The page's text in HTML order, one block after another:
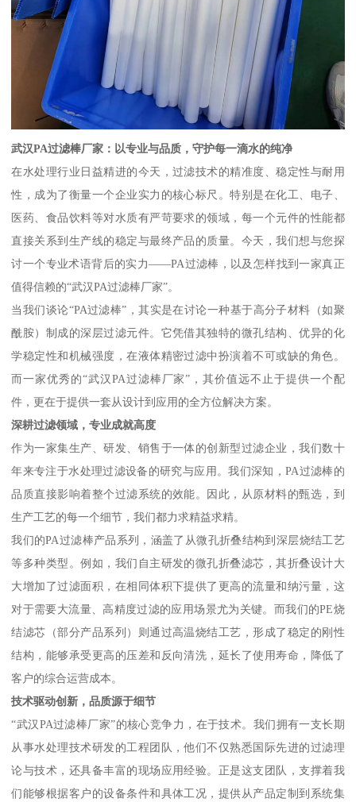
武汉PA过滤棒厂家：以专业与品质，守护每一滴水的纯净
在水处理行业日益精进的今天，过滤技术的精准度、稳定性与耐用
性，成为了衡量一个企业实力的核心标尺。特别是在化工、电子、
医药、食品饮料等对水质有严苛要求的领域，每一个元件的性能都
直接关系到生产线的稳定与最终产品的质量。今天，我们想与您探
讨一个专业术语背后的实力——PA过滤棒，以及怎样找到一家真正
值得信赖的“武汉PA过滤棒厂家”。
当我们谈论“PA过滤棒”，其实是在讨论一种基于高分子材料（如聚
酰胺）制成的深层过滤元件。它凭借其独特的微孔结构、优异的化
学稳定性和机械强度，在液体精密过滤中扮演着不可或缺的角色。
而一家优秀的“武汉PA过滤棒厂家”，其价值远不止于提供一个配
件，更在于提供一套从设计到应用的全方位解决方案。
深耕过滤领域，专业成就高度
作为一家集生产、研发、销售于一体的创新型过滤企业，我们数十
年来专注于水处理过滤设备的研究与应用。我们深知，PA过滤棒的
品质直接影响着整个过滤系统的效能。因此，从原材料的甄选，到
生产工艺的每一个细节，我们都力求精益求精。
我们的PA过滤棒产品系列，涵盖了从微孔折叠结构到深层烧结工艺
等多种类型。例如，我们自主研发的微孔折叠滤芯，其折叠设计大
大增加了过滤面积，在相同体积下提供了更高的流量和纳污量，这
对于需要大流量、高精度过滤的应用场景尤为关键。而我们的PE烧
结滤芯（部分产品系列）则通过高温烧结工艺，形成了稳定的刚性
结构，能够承受更高的压差和反向清洗，延长了使用寿命，降低了
客户的综合运营成本。
技术驱动创新，品质源于细节
“武汉PA过滤棒厂家”的核心竞争力，在于技术。我们拥有一支长期
从事水处理技术研发的工程团队，他们不仅熟悉国际先进的过滤理
论与技术，还具备丰富的现场应用经验。正是这支团队，支撑着我
们能够根据客户的设备条件和具体工况，提供从产品定制到系统集